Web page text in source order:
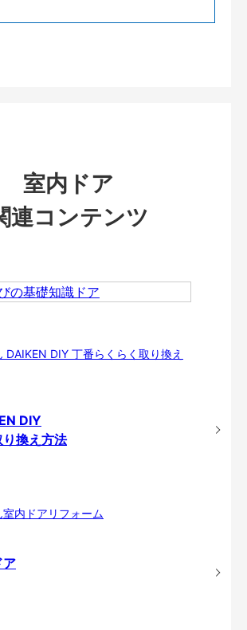
室内ドア
連コンテンツ
DIY
換え方法
ア